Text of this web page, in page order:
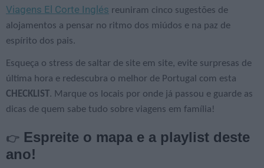
Viagens El Corte Inglés reuniram cinco sugestões de
alojamentos a pensar no ritmo dos miúdos e na paz de
espírito dos pais.
Esqueça o stress de saltar de site em site, evite surpresas de
última hora e redescubra o melhor de Portugal com esta
CHECKLIST. Marque os locais por onde já passou e guarde as
dicas de quem sabe tudo sobre viagens em família!
👉 Espreite o mapa e a playlist deste
ano!